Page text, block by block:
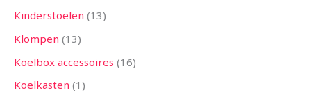
Kinderstoelen 13
Klompen 13
Koelbox accessoires 16
Koelkasten 1